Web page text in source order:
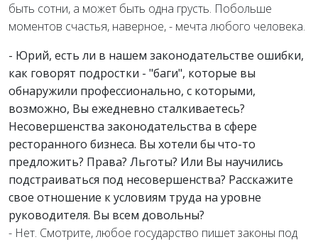
быть сотни, а может быть одна грусть. Побольше
моментов счастья, наверное, - мечта любого человека.
- Юрий, есть ли в нашем законодательстве ошибки,
как говорят подростки - "баги", которые вы
обнаружили профессионально, с которыми,
возможно, Вы ежедневно сталкиваетесь?
Несовершенства законодательства в сфере
ресторанного бизнеса. Вы хотели бы что-то
предложить? Права? Льготы? Или Вы научились
подстраиваться под несовершенства? Расскажите
свое отношение к условиям труда на уровне
руководителя. Вы всем довольны?
- Нет. Смотрите, любое государство пишет законы под